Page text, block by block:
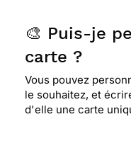
🎨 Puis-je
carte ?
Vous pouvez
le souhaitez, et
d'elle une carte